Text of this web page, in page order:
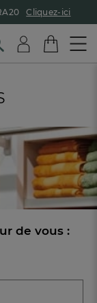
Cliquez-ici
de vous :